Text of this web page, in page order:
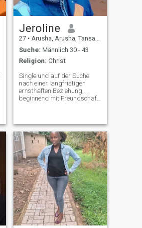
Jeroline
27 • Arusha, Arusha, Tansania
Suche: Männlich 30 - 43
Religion: Christ
Single und auf der Suche
nach einer langfristigen
ernsthaften Beziehung,
beginnend mit Freundschaft,
und tanzen,
Überraschungen, Einkaufen,
Reisen, Ausgehen, auch
Aufenthalt im Museum,
Wandern,
Wohltätigkeitsveranstaltungen,
Trost für Menschen, die in
Not sind, krank oder einsam.
🤭🤭🤗 unterrichte gerne als
Lehrer an der
Sonntagsschule unterrichte
ich Kinder in unserer Kirche
an Sonntagen. Ich bin ein
bisschen schüchtern, also